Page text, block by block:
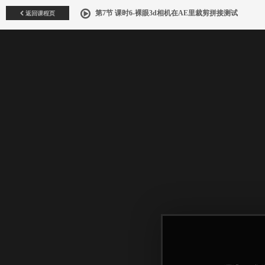
返回课程页 第7节 课时6-裸眼3d相机在AE里裁剪拼接测试